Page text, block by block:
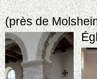
(près de